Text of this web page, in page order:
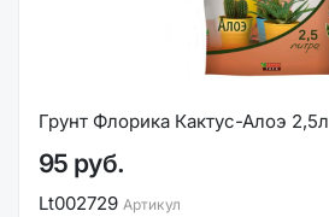
Грунт Флорика Кактус-Алоэ 2,5л
95 руб.
Lt002729 Артикул